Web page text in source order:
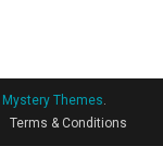
Mystery Themes.
Terms & Conditions